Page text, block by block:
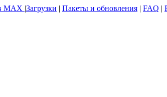
MAX |Загрузки | Пакеты и обновления | FAQ |